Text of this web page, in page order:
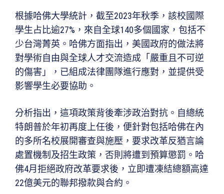
根據哈佛大學統計，截至2023年秋季，該校國際
學生占比逾27%，來自全球140多個國家，包括不
少台灣菁英。哈佛方面指出，美國政府的做法將
對學術自由與全球人才交流造成「嚴重且不可逆
的傷害」，已組成法律團隊進行應對，並提供受
影響學生必要協助。
分析指出，這項政策背後牽涉政治對抗。自總統
特朗普於年初再度上任後，便針對包括哈佛在內
的多所名校展開審查與施壓，要求改革反猶言論
處置機制及招生政策，否則將遭到預算懲罰。哈
佛4月拒絕政府改革要求後，立即遭凍結總額高達
22億美元的聯邦撥款與合約。